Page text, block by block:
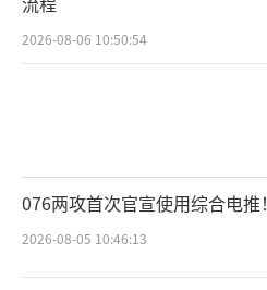
2026-08-06 10:50:54
076两攻首次官宣使用综合电推！
2026-08-05 10:46:13